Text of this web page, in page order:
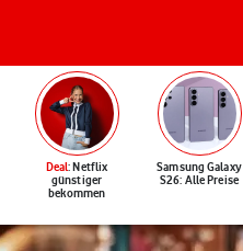
Deal: Netflix
günstiger
bekommen
Samsung Galaxy
S26: Alle Preise